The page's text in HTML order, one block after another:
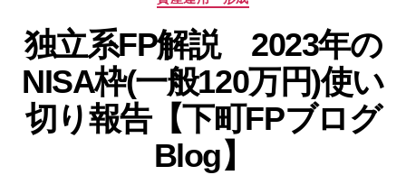
ゴ
リ
ー
独立系FP解説 2023年の
NISA枠(一般120万円)使い
切り報告【下町FPブログ
Blog】